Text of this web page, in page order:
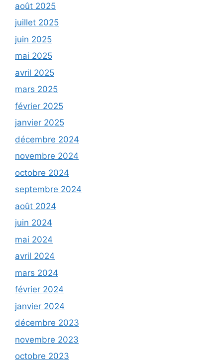
août 2025
juillet 2025
juin 2025
mai 2025
avril 2025
mars 2025
février 2025
janvier 2025
décembre 2024
novembre 2024
octobre 2024
septembre 2024
août 2024
juin 2024
mai 2024
avril 2024
mars 2024
février 2024
janvier 2024
décembre 2023
novembre 2023
octobre 2023